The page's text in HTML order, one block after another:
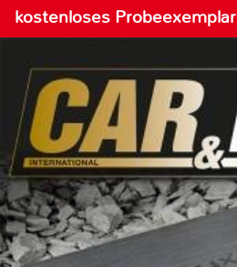
kostenloses Probeexemplar